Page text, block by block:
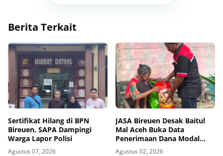
Berita Terkait
Sertifikat Hilang di BPN
Bireuen, SAPA Dampingi
Warga Lapor Polisi
Agustus 07, 2026
JASA Bireuen Desak Baitul
Mal Aceh Buka Data
Penerimaan Dana Modal
Usaha 2026 ke Publik
Agustus 02, 2026